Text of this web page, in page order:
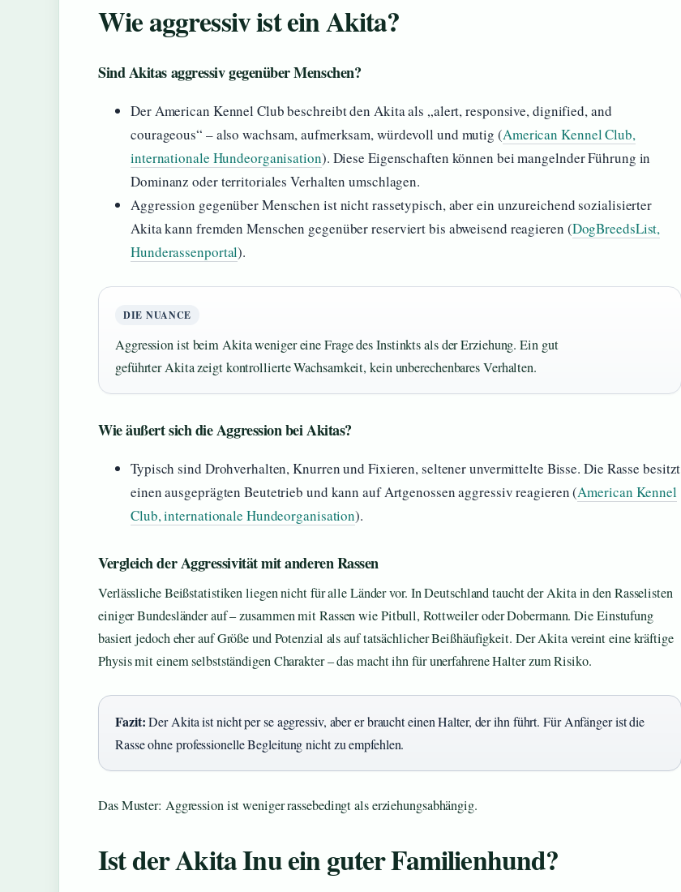
Wie aggressiv ist ein Akita?
Sind Akitas aggressiv gegenüber Menschen?
Der American Kennel Club beschreibt den Akita als „alert, responsive, dignified, and
courageous“ – also wachsam, aufmerksam, würdevoll und mutig (American Kennel Club,
internationale Hundeorganisation). Diese Eigenschaften können bei mangelnder Führung in
Dominanz oder territoriales Verhalten umschlagen.
Aggression gegenüber Menschen ist nicht rassetypisch, aber ein unzureichend sozialisierter
Akita kann fremden Menschen gegenüber reserviert bis abweisend reagieren (DogBreedsList,
Hunderassenportal).
DIE NUANCE
Aggression ist beim Akita weniger eine Frage des Instinkts als der Erziehung. Ein gut
geführter Akita zeigt kontrollierte Wachsamkeit, kein unberechenbares Verhalten.
Wie äußert sich die Aggression bei Akitas?
Typisch sind Drohverhalten, Knurren und Fixieren, seltener unvermittelte Bisse. Die Rasse besitzt
einen ausgeprägten Beutetrieb und kann auf Artgenossen aggressiv reagieren (American Kennel
Club, internationale Hundeorganisation).
Vergleich der Aggressivität mit anderen Rassen
Verlässliche Beißstatistiken liegen nicht für alle Länder vor. In Deutschland taucht der Akita in den Rasselisten
einiger Bundesländer auf – zusammen mit Rassen wie Pitbull, Rottweiler oder Dobermann. Die Einstufung
basiert jedoch eher auf Größe und Potenzial als auf tatsächlicher Beißhäufigkeit. Der Akita vereint eine kräftige
Physis mit einem selbstständigen Charakter – das macht ihn für unerfahrene Halter zum Risiko.
Fazit:Der Akita ist nicht per se aggressiv, aber er braucht einen Halter, der ihn führt. Für Anfänger ist die
Rasse ohne professionelle Begleitung nicht zu empfehlen.
Das Muster: Aggression ist weniger rassebedingt als erziehungsabhängig.
Ist der Akita Inu ein guter Familienhund?